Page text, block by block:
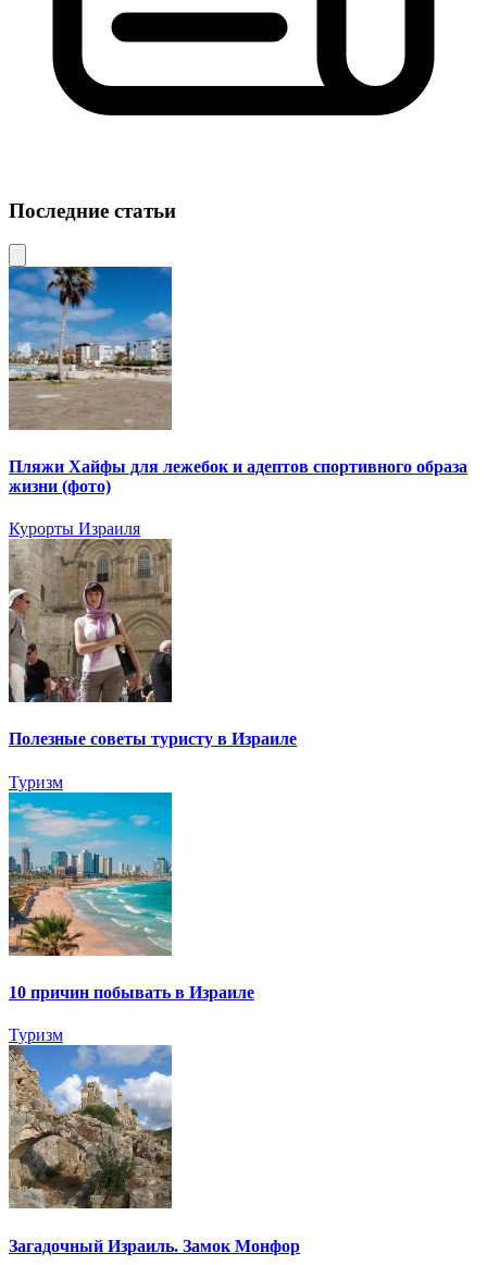
Последние статьи
Пляжи Хайфы для лежебок и адептов спортивного образа
жизни (фото)
Курорты Израиля
Полезные советы туристу в Израиле
Туризм
10 причин побывать в Израиле
Туризм
Загадочный Израиль. Замок Монфор